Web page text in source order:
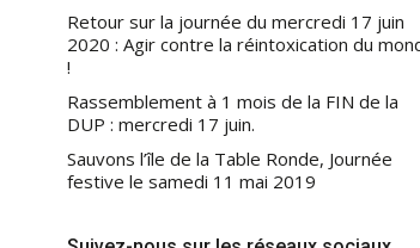
Retour sur la journée du mercredi 17 juin
2020 : Agir contre la réintoxication du
!
Rassemblement à 1 mois de la FIN de la
DUP : mercredi 17 juin.
Sauvons l’île de la Table Ronde, Journée
festive le samedi 11 mai 2019